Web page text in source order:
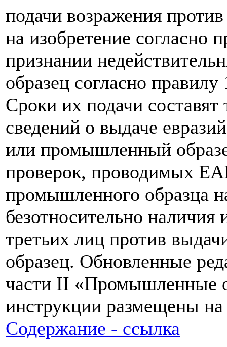
подачи возражения
на изобретение согласно
признании
образец согласно
Сроки их подачи
сведений о выдаче
или промышленный
проверок, проводимых
промышленного образца
безотносительно наличия
третьих лиц против
образец. Обновленные
части II «Промышленные
инструкции размещены
Содержание - ссылка